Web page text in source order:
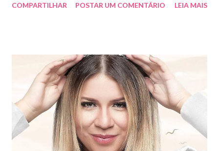
tão importante de concretização do projeto carimba e atesta o
grande felicidade e orgulho que Rionegro e Solimões revelam as
participações especiais de Gusttavo Lima, Jorge e Mateus e
Henrique e Juliano. “Pra nós é uma honra anunciar esses amigos.
Com certeza, eles somarão muito no nosso novo produto e vai
ser muito divertido dividir o palco com eles”, carimba Rionegro.
“Sem dúvida, eles têm um talento ímpar e fico muito feliz de
estar com eles. Agora, juntos, decidimos quais músicas
COMPARTILHAR POSTAR UM COMENTÁRIO LEIA MAIS